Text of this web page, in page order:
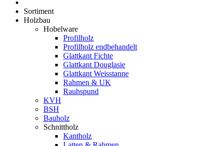
Sortiment
Holzbau
Hobelware
Profilholz
Profilholz endbehandelt
Glattkant Fichte
Glattkant Douglasie
Glattkant Weisstanne
Rahmen & UK
Rauhspund
KVH
BSH
Bauholz
Schnittholz
Kantholz